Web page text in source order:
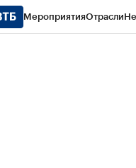
МероприятияОтрасли